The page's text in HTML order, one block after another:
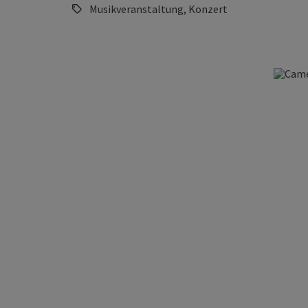
Musikveranstaltung, Konzert